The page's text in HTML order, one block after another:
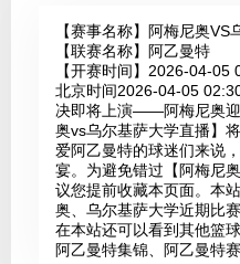
【赛事名称】
阿梅尼奥VS
【联赛名称】
阿乙曼特
【开赛时间】 2026-04-05
北京时间2026-04-05
决即将上演——阿梅尼奥
奥vs乌尔基萨大学直播】
爱阿乙曼特的球迷们来说
宴。为避免错过【阿梅尼
议您提前收藏本页面。本
奥、乌尔基萨大学近期比
在本站还可以看到其他篮
阿乙曼特集锦、阿乙曼特